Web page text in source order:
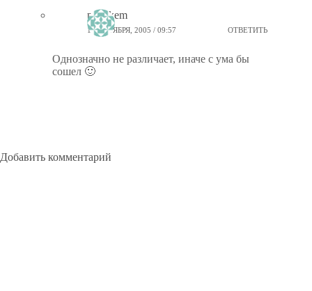
ptiz_kem
17 ОКТЯБРЯ, 2005 / 09:57 ОТВЕТИТЬ
Однозначно не различает, иначе с ума бы
сошел 🙂
Добавить комментарий